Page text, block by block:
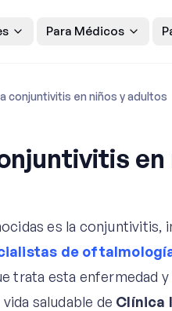
Para Médicos
conjuntivitis en niños y adultos
es la conjuntivitis,
de
trata esta enfermedad
saludable de Clínica